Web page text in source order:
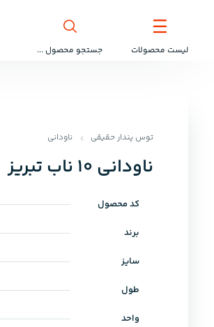
لیست محصولات جستجو محصول ...
توس پندار حقیقی ناودانی
ناودانی 10 ناب تبریز
کد محصول
برند
سایز
طول
واحد